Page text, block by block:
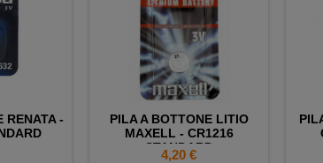
RENATA -
PILA A BOTTONE LITIO
MAXELL - CR1216
STANDARD
Prezzo
4,20 €